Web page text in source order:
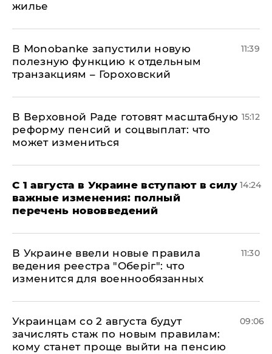
жилье
В Мonobankе запустили новую
полезную функцию к отдельным
транзакциям – Гороховский
11:39
В Верховной Раде готовят масштабную
реформу пенсий и соцвыплат: что
может измениться
15:12
С 1 августа в Украине вступают в силу
важные изменения: полный
перечень нововведений
14:24
В Украине ввели новые правила
ведения реестра "Оберіг": что
изменится для военнообязанных
11:30
Украинцам со 2 августа будут
зачислять стаж по новым правилам:
кому станет проще выйти на пенсию
09:06